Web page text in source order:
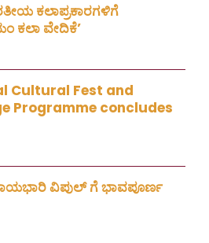
ಕಲಾಪ್ರಕಾರಗಳಿಗೆ
ಕಲಾ ವೇದಿಕೆ’
Cultural Fest and
Programme concludes
ವಿಪುಲ್ ಗೆ ಭಾವಪೂರ್ಣ